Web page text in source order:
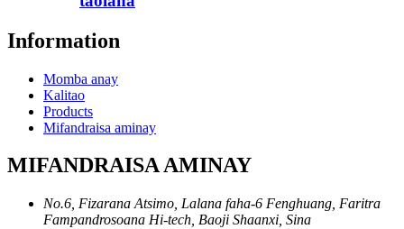
Information
Momba anay
Kalitao
Products
Mifandraisa aminay
MIFANDRAISA AMINAY
No.6, Fizarana Atsimo, Lalana faha-6 Fenghuang, Faritra
Fampandrosoana Hi-tech, Baoji Shaanxi, Sina